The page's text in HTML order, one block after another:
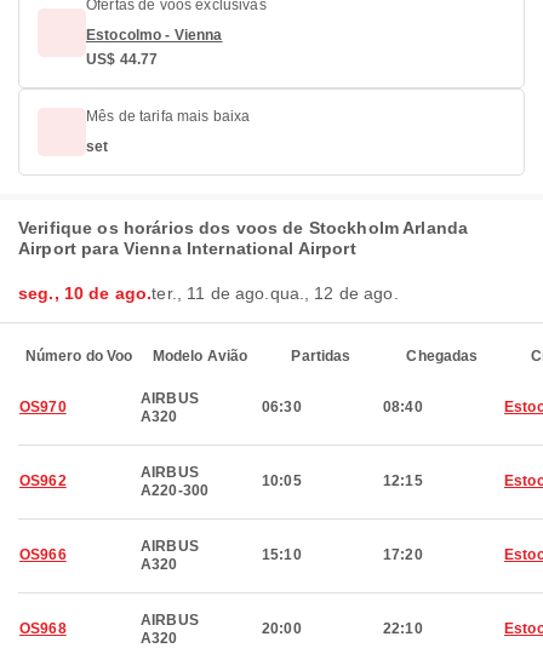
Ofertas de voos exclusivas
Estocolmo - Vienna
US$ 44.77
Mês de tarifa mais baixa
set
Verifique os horários dos voos de Stockholm Arlanda
Airport para Vienna International Airport
seg., 10 de ago.ter., 11 de ago. qua., 12 de ago.
Número do Voo Modelo Avião Partidas Chegadas
OS970
AIRBUS
A320
06:30 08:40
OS962
AIRBUS
A220-300
10:05 12:15
OS966
AIRBUS
A320
15:10 17:20
OS968
AIRBUS
A320
20:00 22:10